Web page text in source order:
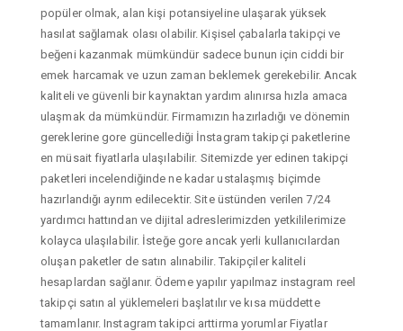
popüler olmak, alan kişi potansiyeline ulaşarak yüksek
hasılat sağlamak olası olabilir. Kişisel çabalarla takipçi ve
beğeni kazanmak mümkündür sadece bunun için ciddi bir
emek harcamak ve uzun zaman beklemek gerekebilir. Ancak
kaliteli ve güvenli bir kaynaktan yardım alınırsa hızla amaca
ulaşmak da mümkündür. Firmamızın hazırladığı ve dönemin
gereklerine gore güncellediği İnstagram takipçi paketlerine
en müsait fiyatlarla ulaşılabilir. Sitemizde yer edinen takipçi
paketleri incelendiğinde ne kadar ustalaşmış biçimde
hazırlandığı ayrım edilecektir. Site üstünden verilen 7/24
yardımcı hattından ve dijital adreslerimizden yetkililerimize
kolayca ulaşılabilir. İsteğe gore ancak yerli kullanıcılardan
oluşan paketler de satın alınabilir. Takipçiler kaliteli
hesaplardan sağlanır. Ödeme yapılır yapılmaz instagram reel
takipçi satın al yüklemeleri başlatılır ve kısa müddette
tamamlanır. Instagram takipci arttirma yorumlar Fiyatlar